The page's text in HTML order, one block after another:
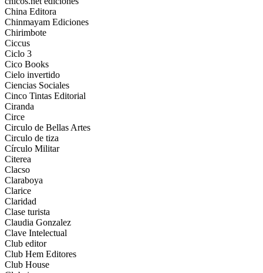
China Editora
Chinmayam Ediciones
Chirimbote
Ciccus
Ciclo 3
Cico Books
Cielo invertido
Ciencias Sociales
Cinco Tintas Editorial
Ciranda
Circe
Circulo de Bellas Artes
Circulo de tiza
Círculo Militar
Citerea
Clacso
Claraboya
Clarice
Claridad
Clase turista
Claudia Gonzalez
Clave Intelectual
Club editor
Club Hem Editores
Club House